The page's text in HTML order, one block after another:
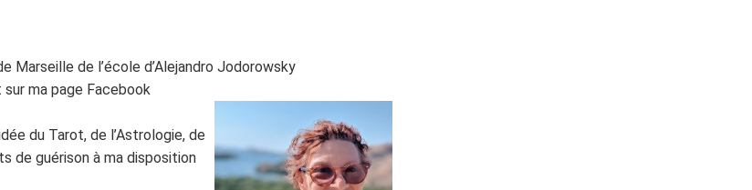
de l’école d’Alejandro Jodorowsky
ma page Facebook
du Tarot, de l’Astrologie, de
de guérison à ma disposition